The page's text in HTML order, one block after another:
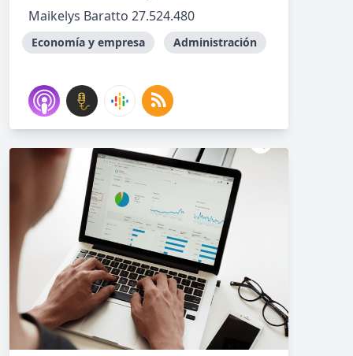
Maikelys Baratto 27.524.480
Economía y empresa Administración